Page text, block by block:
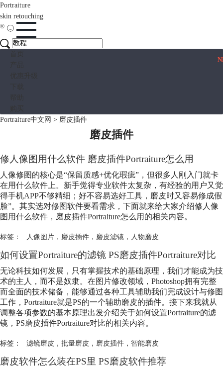
Portraiture
skin retouching
®
Portraiture中文网 > 磨皮插件
磨皮插件
修人像图用什么软件 磨皮插件Portraiture怎么用
人像修图的核心是“保留质感+优化瑕疵”，但很多人刚入门就卡
在用什么软件上。新手觉得专业软件太复杂，有经验的用户又觉
得手机APP不够精细；好不容易选好工具，磨皮时又容易修成假
脸”。其实选对修图软件要看需求，下面就来给大家介绍修人像
图用什么软件， 磨皮插件Portraiture怎么用的相关内容。
标签： 人像图片， 磨皮插件， 磨皮滤镜， 人物磨皮
如何设置Portraiture的滤镜 PS磨皮插件Portraiture对比
无论科技如何发展，只有掌握技术的基础原理，我们才能成为技
术的主人，而不是奴隶。在图片修改领域，Photoshop拥有完整
而全面的技术储备，能够通过各种工具辅助我们完成设计与修图
工作，Portraiture就是PS的一个辅助磨皮的插件。接下来我就从
调整各项参数的基本原理出发介绍关于如何设置Portraiture的滤
镜，PS磨皮插件Portraiture对比的相关内容。
标签： 滤镜磨皮 ， 批量磨皮 ， 磨皮插件， 智能磨皮
磨皮软件怎么装在PS里 PS磨皮软件推荐